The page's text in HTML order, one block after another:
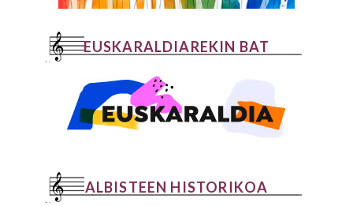
EUSKARALDIAREKIN BAT
ALBISTEEN HISTORIKOA